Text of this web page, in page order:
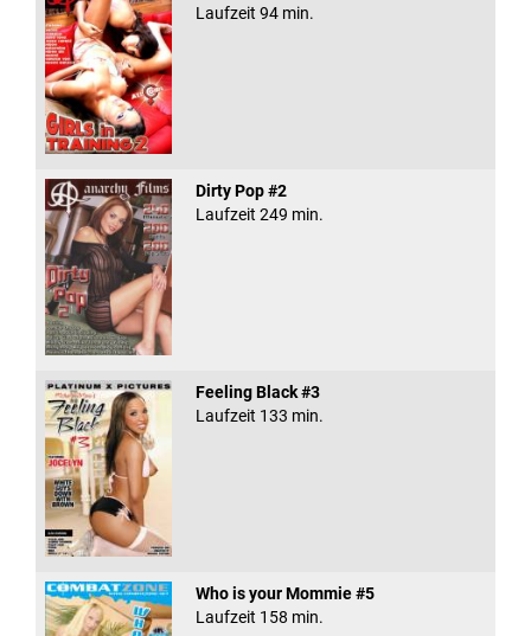
Laufzeit 94 min.
Dirty Pop #2
Laufzeit 249 min.
Feeling Black #3
Laufzeit 133 min.
Who is your Mommie #5
Laufzeit 158 min.